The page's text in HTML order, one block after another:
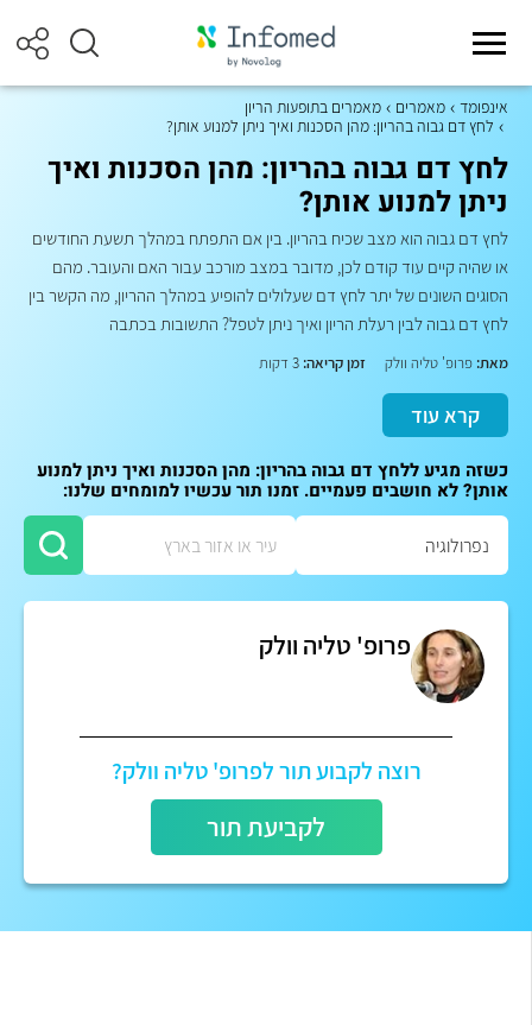
אינפומד מאמרים
מאמרים בתופעות הריון
לחץ דם גבוה בהריון: מהן הסכנות ואיך ניתן למנוע אותן?
לחץ דם גבוה בהריון: מהן הסכנות ואיך
ניתן למנוע אותן?
לחץ דם גבוה הוא מצב שכיח בהריון. בין אם התפתח במהלך תשעת החודשים
או שהיה קיים עוד קודם לכן, מדובר במצב מורכב עבור האם והעובר. מהם
הסוגים השונים של יתר לחץ דם שעלולים להופיע במהלך ההריון, מה הקשר בין
לחץ דם גבוה לבין רעלת הריון ואיך ניתן לטפל? התשובות בכתבה
מאת: פרופ' טליה וולק זמן קריאה:
קרא עוד
כשזה מגיע ללחץ דם גבוה בהריון: מהן הסכנות ואיך ניתן למנוע
אותן? לא חושבים פעמיים. זמנו תור עכשיו למומחים שלנו:
פרופ' טליה וולק
רוצה לקבוע תור לפרופ' טליה וולק?
לקביעת תור